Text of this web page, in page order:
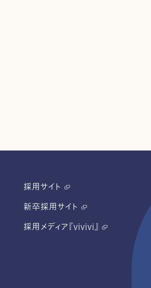
採用サイト
新卒採用サイト
採用メディア『vivivi』